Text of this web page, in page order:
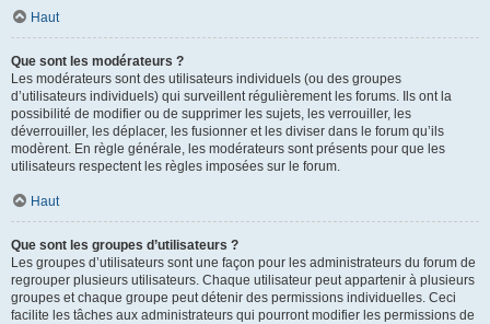
Haut
Que sont les modérateurs ?
Les modérateurs sont des utilisateurs individuels (ou des groupes
d’utilisateurs individuels) qui surveillent régulièrement les forums. Ils ont la
possibilité de modifier ou de supprimer les sujets, les verrouiller, les
déverrouiller, les déplacer, les fusionner et les diviser dans le forum qu’ils
modèrent. En règle générale, les modérateurs sont présents pour que les
utilisateurs respectent les règles imposées sur le forum.
Haut
Que sont les groupes d’utilisateurs ?
Les groupes d’utilisateurs sont une façon pour les administrateurs du forum de
regrouper plusieurs utilisateurs. Chaque utilisateur peut appartenir à plusieurs
groupes et chaque groupe peut détenir des permissions individuelles. Ceci
facilite les tâches aux administrateurs qui pourront modifier les permissions de